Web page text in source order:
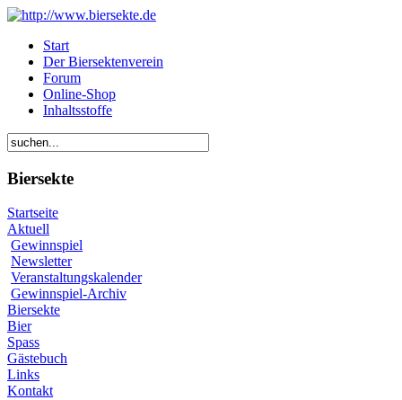
Start
Der Biersektenverein
Forum
Online-Shop
Inhaltsstoffe
Biersekte
Startseite
Aktuell
Gewinnspiel
Newsletter
Veranstaltungskalender
Gewinnspiel-Archiv
Biersekte
Bier
Spass
Gästebuch
Links
Kontakt